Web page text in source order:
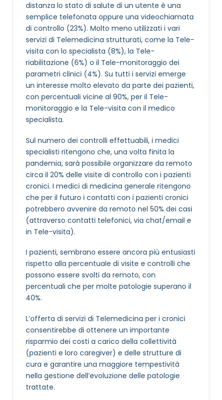
distanza lo stato di salute di un utente è una
semplice telefonata oppure una videochiamata
di controllo (23%). Molto meno utilizzati i vari
servizi di Telemedicina strutturati, come la Tele-
visita con lo specialista (8%), la Tele-
riabilitazione (6%) o il Tele-monitoraggio dei
parametri clinici (4%). Su tutti i servizi emerge
un interesse molto elevato da parte dei pazienti,
con percentuali vicine al 90%, per il Tele-
monitoraggio e la Tele-visita con il medico
specialista.
Sul numero dei controlli effettuabili, i medici
specialisti ritengono che, una volta finita la
pandemia, sarà possibile organizzare da remoto
circa il 20% delle visite di controllo con i pazienti
cronici. I medici di medicina generale ritengono
che per il futuro i contatti con i pazienti cronici
potrebbero avvenire da remoto nel 50% dei casi
(attraverso contatti telefonici, via chat/email e
in Tele-visita).
I pazienti, sembrano essere ancora più entusiasti
rispetto alla percentuale di visite e controlli che
possono essere svolti da remoto, con
percentuali che per molte patologie superano il
40%.
L’offerta di servizi di Telemedicina per i cronici
consentirebbe di ottenere un importante
risparmio dei costi a carico della collettività
(pazienti e loro caregiver) e delle strutture di
cura e garantire una maggiore tempestività
nella gestione dell’evoluzione delle patologie
trattate.